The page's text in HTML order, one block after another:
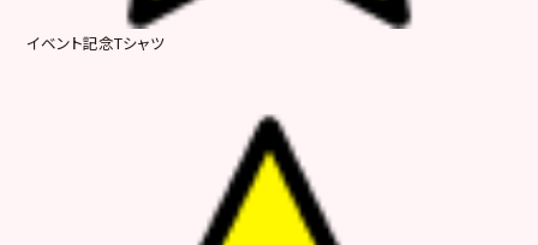
イベント記念Tシャツ